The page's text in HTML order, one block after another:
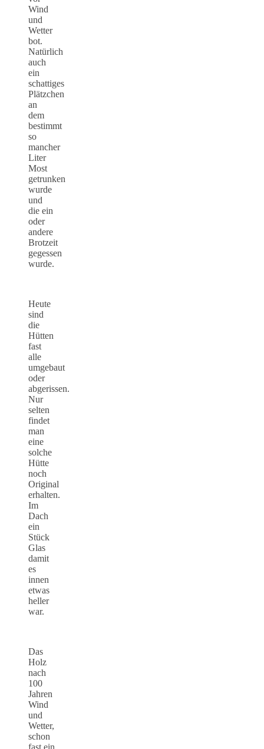
Wind
und
Wetter
bot.
Natürlich
auch
ein
schattiges
Plätzchen
an
dem
bestimmt
so
mancher
Liter
Most
getrunken
wurde
und
die ein
oder
andere
Brotzeit
gegessen
wurde.
Heute
sind
die
Hütten
fast
alle
umgebaut
oder
abgerissen.
Nur
selten
findet
man
eine
solche
Hütte
noch
Original
erhalten.
Im
Dach
ein
Stück
Glas
damit
es
innen
etwas
heller
war.
Das
Holz
nach
100
Jahren
Wind
und
Wetter,
schon
fast ein